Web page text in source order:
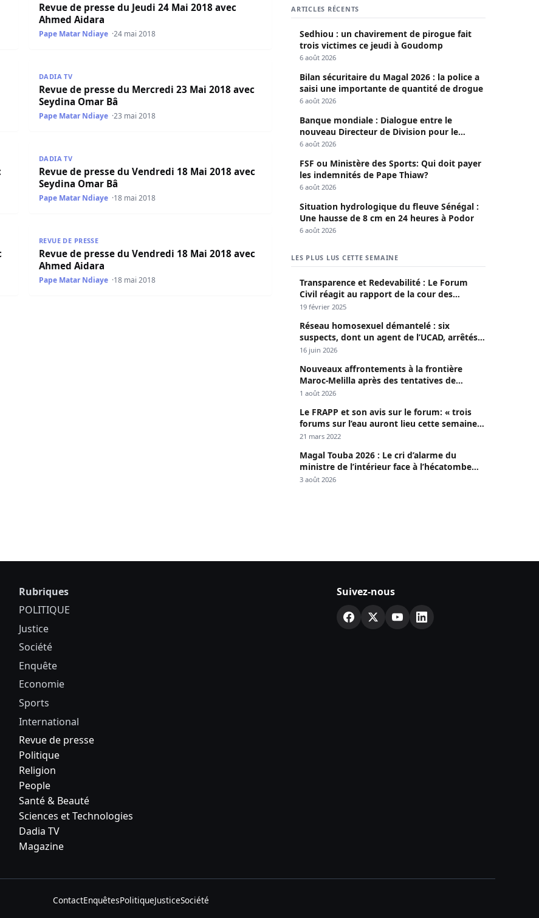
Revue de presse du Jeudi 24 Mai 2018 avec
Ahmed Aidara
Pape Matar Ndiaye 24 mai 2018
DADIA TV
Revue de presse du Mercredi 23 Mai 2018 avec
Seydina Omar Bâ
Pape Matar Ndiaye 23 mai 2018
Revue de presse du Vendredi 18 Mai 2018 avec Seydina Omar Bâ
DADIA TV
Revue de presse du Vendredi 18 Mai 2018 avec
Seydina Omar Bâ
Pape Matar Ndiaye 18 mai 2018
Revue de presse du Vendredi 18 Mai 2018 avec Ahmed Aidara
REVUE DE PRESSE
Revue de presse du Vendredi 18 Mai 2018 avec
Ahmed Aidara
Pape Matar Ndiaye 18 mai 2018
ARTICLES RÉCENTS
Sedhiou : un chavirement de pirogue fait
trois victimes ce jeudi à Goudomp
6 août 2026
Bilan sécuritaire du Magal 2026 : la police a
saisi une importante de quantité de drogue
6 août 2026
Banque mondiale : Dialogue entre le
nouveau Directeur de Division pour le
Sénégal et le Pr. Diomaye
6 août 2026
FSF ou Ministère des Sports: Qui doit payer
les indemnités de Pape Thiaw?
6 août 2026
Situation hydrologique du fleuve Sénégal :
Une hausse de 8 cm en 24 heures à Podor
6 août 2026
LES PLUS LUS CETTE SEMAINE
Transparence et Redevabilité : Le Forum
Civil réagit au rapport de la cour des
comptes
19 février 2025
Réseau homosexuel démantelé : six
suspects, dont un agent de l’UCAD, arrêtés à
Keur Massar ; l’un avoue avoir propagé le
16 juin 2026
Nouveaux affrontements à la frontière
Maroc-Melilla après des tentatives de
passage
1 août 2026
Le FRAPP et son avis sur le forum: « trois
forums sur l’eau auront lieu cette semaine à
Dakar »
21 mars 2022
Magal Touba 2026 : Le cri d’alarme du
ministre de l’intérieur face à l’hécatombe
routière
3 août 2026
Rubriques
POLITIQUE
Justice
Société
Enquête
Economie
Sports
International
Revue de presse
Politique
Religion
People
Santé & Beauté
Sciences et Technologies
Dadia TV
Magazine
Suivez-nous
ContactEnquêtesPolitiqueJusticeSociété